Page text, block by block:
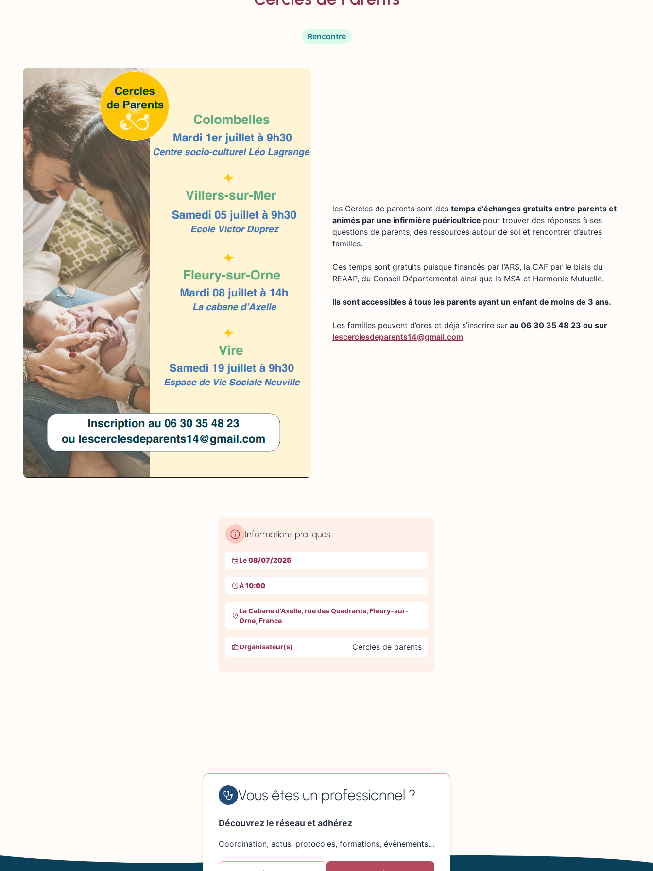
Rencontre
les Cercles de parents sont des temps d’échanges gratuits entre parents et
animés par une infirmière puéricultrice pour trouver des réponses à ses
questions de parents, des ressources autour de soi et rencontrer d’autres
familles.
Ces temps sont gratuits puisque financés par l’ARS, la CAF par le biais du
REAAP, du Conseil Départemental ainsi que la MSA et Harmonie Mutuelle.
Ils sont accessibles à tous les parents ayant un enfant de moins de 3 ans.
Les familles peuvent d’ores et déjà s’inscrire sur au 06 30 35 48 23 ou sur
lescerclesdeparents14@gmail.com
Informations pratiques
Le08/07/2025
À10:00
La Cabane d'Axelle, rue des Quadrants, Fleury-sur-
Orne, France
Organisateur(s) Cercles de parents
Vous êtes un professionnel ?
Découvrez le réseau et adhérez
Coordination, actus, protocoles, formations, évènements…